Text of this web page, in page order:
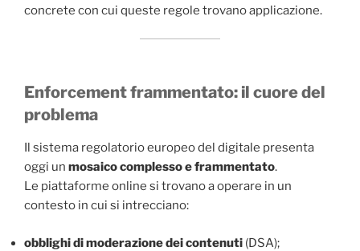
concrete con cui queste regole trovano applicazione.
Enforcement frammentato: il cuore del
problema
Il sistema regolatorio europeo del digitale presenta
oggi un mosaico complesso e frammentato.
Le piattaforme online si trovano a operare in un
contesto in cui si intrecciano:
obblighi di moderazione dei contenuti (DSA);